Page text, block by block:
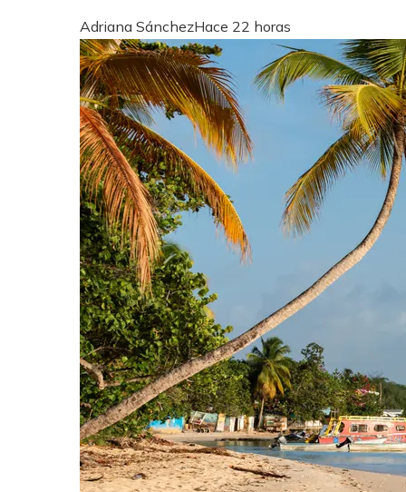
Adriana SánchezHace 22 horas